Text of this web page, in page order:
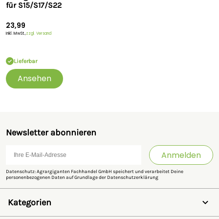
Bedienungsanleitung des Herstellers. Enthält Schadstoffe.
Hersteller:
AZ
Groningen, Niederlande,
für S15/S17/S22
23,99
Inkl. MwSt.,zzgl. Versand
Lieferbar
Ansehen
Newsletter abonnieren
Anmelden
Datenschutz: Agrargiganten Fachhandel GmbH speichert und verarbeitet Deine
personenbezogenen Daten auf Grundlage der Datenschutzerklärung
Kategorien